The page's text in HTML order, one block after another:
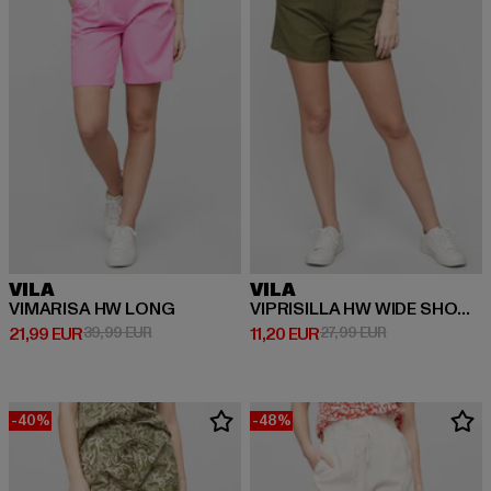
VILA
VIMARISA HW LONG
21,99 EUR
Derzeitiger Preis: 21,99 EUR
39,99 EURAktionspreis: 39,99 EUR
VILA
VIPRISILLA HW WIDE SHORTS
11,20 EUR
Derzeitiger Preis: 11,20 EUR
27,99 EURAktionspreis:
-40% -48%